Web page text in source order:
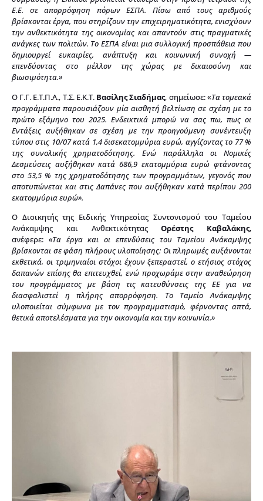
Ε.Ε. σε απορρόφηση πόρων ΕΣΠΑ. Πίσω από τους αριθμούς
βρίσκονται έργα, που στηρίζουν την επιχειρηματικότητα, ενισχύουν
την ανθεκτικότητα της οικονομίας και απαντούν στις πραγματικές
ανάγκες των πολιτών. Το ΕΣΠΑ είναι μια συλλογική προσπάθεια που
δημιουργεί ευκαιρίες, ανάπτυξη και κοινωνική συνοχή —
επενδύοντας στο μέλλον της χώρας με δικαιοσύνη και
βιωσιμότητα.»
Ο Γ.Γ. Ε.Τ.Π.Α., Τ.Σ. Ε.Κ.Τ. Βασίλης Σιαδήμας, σημείωσε: «Τα τομεακά
προγράμματα παρουσιάζουν μία αισθητή βελτίωση σε σχέση με το
πρώτο εξάμηνο του 2025. Ενδεικτικά μπορώ να σας πω, πως οι
Εντάξεις αυξήθηκαν σε σχέση με την προηγούμενη συνέντευξη
τύπου στις 10/07 κατά 1,4 δισεκατομμύρια ευρώ, αγγίζοντας το 77 %
της συνολικής χρηματοδότησης. Ενώ παράλληλα οι Νομικές
Δεσμεύσεις αυξήθηκαν κατά 686,9 εκατομμύρια ευρώ φτάνοντας
στο 53,5 % της χρηματοδότησης των προγραμμάτων, γεγονός που
αποτυπώνεται και στις Δαπάνες που αυξήθηκαν κατά περίπου 200
εκατομμύρια ευρώ».
Ο Διοικητής της Ειδικής Υπηρεσίας Συντονισμού του Ταμείου
Ανάκαμψης και ΑνθεκτικότηταςΟρέστης Καβαλάκης,
ανέφερε: «Τα έργα και οι επενδύσεις του Ταμείου Ανάκαμψης
βρίσκονται σε φάση πλήρους υλοποίησης: Οι πληρωμές αυξάνονται
εκθετικά, οι τριμηνιαίοι στόχοι έχουν ξεπεραστεί, ο ετήσιος στόχος
δαπανών επίσης θα επιτευχθεί, ενώ προχωράμε στην αναθεώρηση
του προγράμματος με βάση τις κατευθύνσεις της ΕΕ για να
διασφαλιστεί η πλήρης απορρόφηση. Το Ταμείο Ανάκαμψης
υλοποιείται σύμφωνα με τον προγραμματισμό, φέρνοντας απτά,
θετικά αποτελέσματα για την οικονομία και την κοινωνία.»